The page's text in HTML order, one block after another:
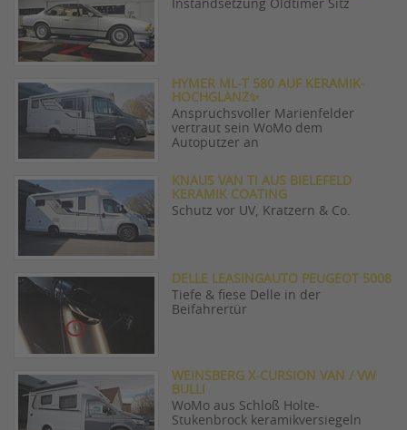
Instandsetzung Oldtimer Sitz
HYMER ML-T 580 AUF KERAMIK-
HOCHGLANZ✨
Anspruchsvoller Marienfelder
vertraut sein WoMo dem
Autoputzer an
KNAUS VAN TI AUS BIELEFELD
KERAMIK COATING
Schutz vor UV, Kratzern & Co.
DELLE LEASINGAUTO PEUGEOT 5008
Tiefe & fiese Delle in der
Beifahrertür
WEINSBERG X-CURSION VAN / VW
BULLI
WoMo aus Schloß Holte-
Stukenbrock keramikversiegeln